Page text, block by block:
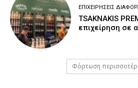
ΕΠΙΧΕΙΡΉΣΕΙΣ
TSAKNAKIS
επιχείρηση σε
Φόρτωση